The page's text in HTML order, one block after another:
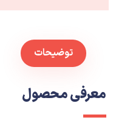
توضیحات
معرفی محصول